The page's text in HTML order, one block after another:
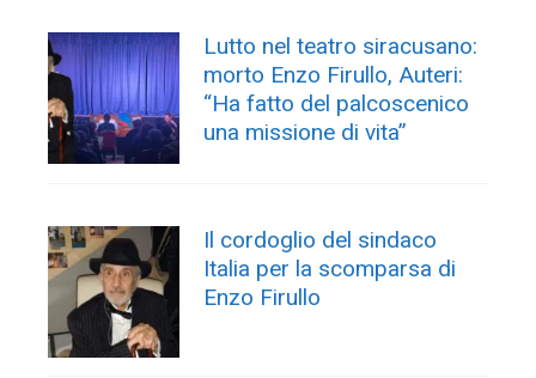
Lutto nel teatro siracusano:
morto Enzo Firullo, Auteri:
“Ha fatto del palcoscenico
una missione di vita”
Il cordoglio del sindaco
Italia per la scomparsa di
Enzo Firullo